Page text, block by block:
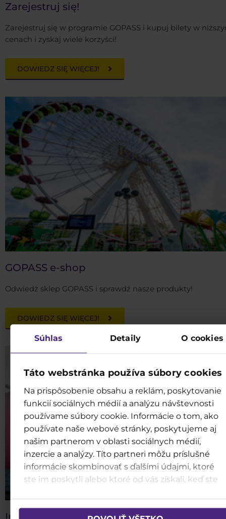
Súhlas Detaily O cookies
Táto webstránka používa súbory cookies
Na prispôsobenie obsahu a reklám, poskytovanie
funkcií sociálnych médií a analýzu návštevnosti
používame súbory cookie. Informácie o tom, ako
používate naše webové stránky, poskytujeme aj
našim partnerom v oblasti sociálnych médií,
inzercie a analýzy. Títo partneri môžu príslušné
informácie skombinovať s ďalšími údajmi, ktoré
ste im poskytli alebo ktoré od vás získali, keď ste
Zarejestruj się!
Zarejestruj się w programie GOPASS i kupuj bilety w
cenach i zyskaj wiele korzyści!
DOWIEDZ SIĘ WIĘCEJ!
GOPASS e-shop
Odwiedź sklep GOPASS i sprawdź nasze produkty!
DOWIEDZ SIĘ WIĘCEJ!
Infolinia GOPASS